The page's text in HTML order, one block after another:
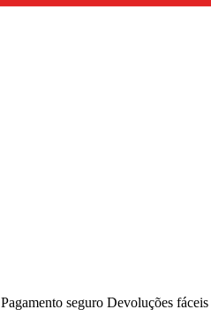
Pagamento seguro Devoluções fáceis